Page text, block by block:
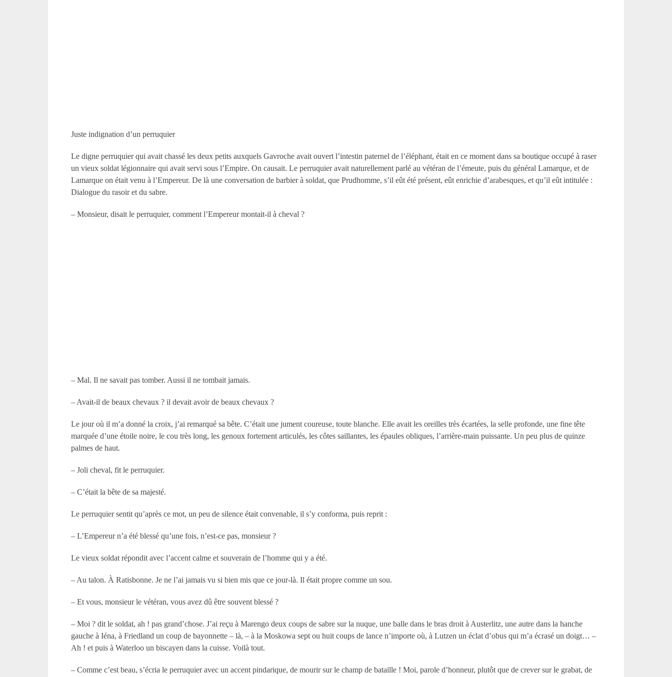
Juste indignation d’un perruquier
Le digne perruquier qui avait chassé les deux petits auxquels Gavroche avait ouvert l’intestin paternel de l’éléphant, était en ce moment dans sa boutique occupé à raser
un vieux soldat légionnaire qui avait servi sous l’Empire. On causait. Le perruquier avait naturellement parlé au vétéran de l’émeute, puis du général Lamarque, et de
Lamarque on était venu à l’Empereur. De là une conversation de barbier à soldat, que Prudhomme, s’il eût été présent, eût enrichie d’arabesques, et qu’il eût intitulée :
Dialogue du rasoir et du sabre.
– Monsieur, disait le perruquier, comment l’Empereur montait-il à cheval ?
– Mal. Il ne savait pas tomber. Aussi il ne tombait jamais.
– Avait-il de beaux chevaux ? il devait avoir de beaux chevaux ?
Le jour où il m’a donné la croix, j’ai remarqué sa bête. C’était une jument coureuse, toute blanche. Elle avait les oreilles très écartées, la selle profonde, une fine tête
marquée d’une étoile noire, le cou très long, les genoux fortement articulés, les côtes saillantes, les épaules obliques, l’arrière-main puissante. Un peu plus de quinze
palmes de haut.
– Joli cheval, fit le perruquier.
– C’était la bête de sa majesté.
Le perruquier sentit qu’après ce mot, un peu de silence était convenable, il s’y conforma, puis reprit :
– L’Empereur n’a été blessé qu’une fois, n’est-ce pas, monsieur ?
Le vieux soldat répondit avec l’accent calme et souverain de l’homme qui y a été.
– Au talon. À Ratisbonne. Je ne l’ai jamais vu si bien mis que ce jour-là. Il était propre comme un sou.
– Et vous, monsieur le vétéran, vous avez dû être souvent blessé ?
– Moi ? dit le soldat, ah ! pas grand’chose. J’ai reçu à Marengo deux coups de sabre sur la nuque, une balle dans le bras droit à Austerlitz, une autre dans la hanche
gauche à Iéna, à Friedland un coup de bayonnette – là, – à la Moskowa sept ou huit coups de lance n’importe où, à Lutzen un éclat d’obus qui m’a écrasé un doigt… –
Ah ! et puis à Waterloo un biscayen dans la cuisse. Voilà tout.
– Comme c’est beau, s’écria le perruquier avec un accent pindarique, de mourir sur le champ de bataille ! Moi, parole d’honneur, plutôt que de crever sur le grabat, de